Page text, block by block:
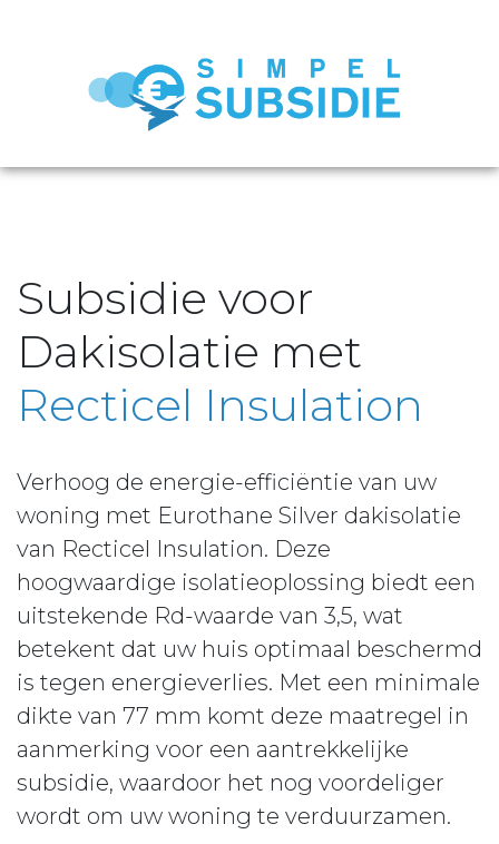
Subsidie voor
Dakisolatie met
Recticel Insulation
Verhoog de energie-efficiëntie van uw
woning met Eurothane Silver dakisolatie
van Recticel Insulation. Deze
hoogwaardige isolatieoplossing biedt een
uitstekende Rd-waarde van 3,5, wat
betekent dat uw huis optimaal beschermd
is tegen energieverlies. Met een minimale
dikte van 77 mm komt deze maatregel in
aanmerking voor een aantrekkelijke
subsidie, waardoor het nog voordeliger
wordt om uw woning te verduurzamen.